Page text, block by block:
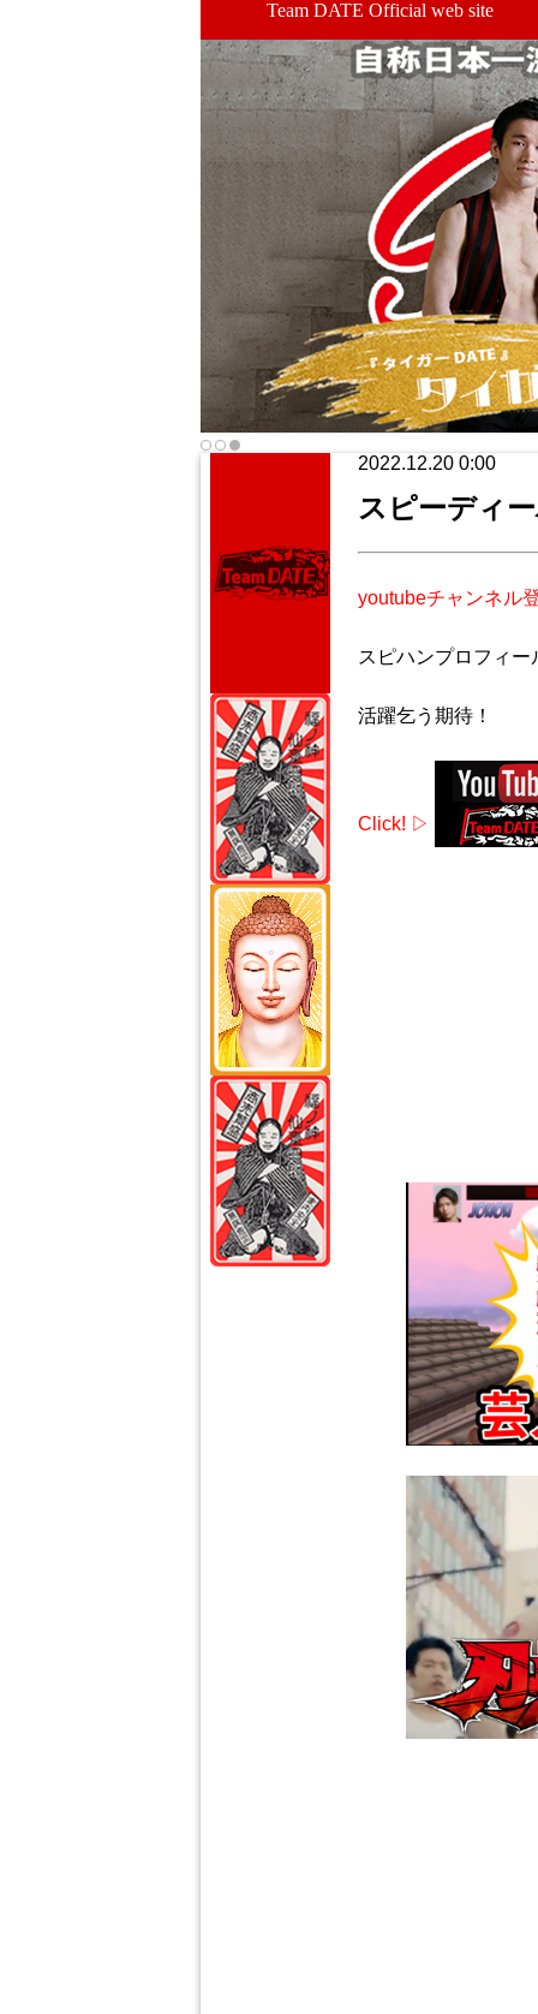
Team DATE Official web site
2022.12.20 0:00
スピーディ
youtubeチャンネル
スピハンプロフィー
活躍乞う期待！
Click! ▷